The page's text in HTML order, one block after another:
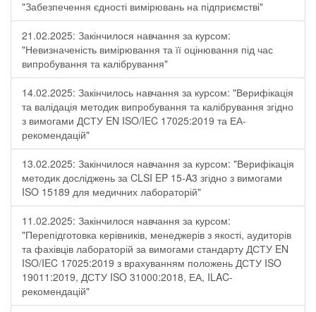
"Забезпечення єдності вимірювань на підприємстві"
21.02.2025: Закінчилося навчання за курсом:
"Невизначеність вимірювання та її оцінювання під час
випробування та калібрування"
14.02.2025: Закінчилось навчання за курсом: "Верифікація
та валідація методик випробування та калібрування згідно
з вимогами ДСТУ EN ISO/IEC 17025:2019 та ЕА-
рекомендацій"
13.02.2025: Закінчилося навчання за курсом: "Верифікація
методик досліджень за CLSI EP 15-A3 згідно з вимогами
ISO 15189 для медичних лабораторій"
11.02.2025: Закінчилося навчання за курсом:
"Перепідготовка керівників, менеджерів з якості, аудиторів
та фахівців лабораторій за вимогами стандарту ДСТУ EN
ISO/IEC 17025:2019 з врахуванням положень ДСТУ ISO
19011:2019, ДСТУ ISO 31000:2018, ЕА, ILAC-
рекомендацій"